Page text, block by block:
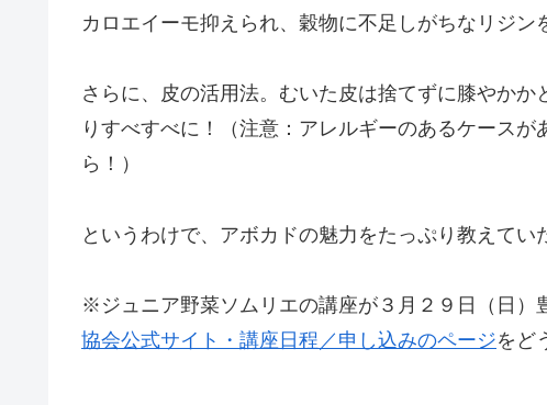
カロエイーモ抑えられ、穀物に不足しがちなリジン
さらに、皮の活用法。むいた皮は捨てずに膝やか
りすべすべに！（注意：アレルギーのあるケース
ら！）
というわけで、アボカドの魅力をたっぷり教えてい
※ジュニア野菜ソムリエの講座が３月２９日（日）
協会公式サイト・講座日程／申し込みのページをど